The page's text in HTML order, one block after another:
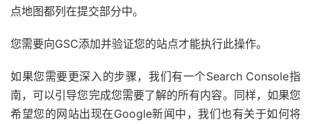
点地图都列在提交部分中。
您需要向GSC添加并验证您的站点才能执行此操作。
如果您需要更深入的步骤，我们有一个Search Console指
南，可以引导您完成您需要了解的所有内容。同样，如果您
希望您的网站出现在Google新闻中，我们也有关于如何将